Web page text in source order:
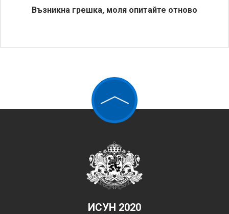
Възникна грешка, моля опитайте отново
ИСУН 2020